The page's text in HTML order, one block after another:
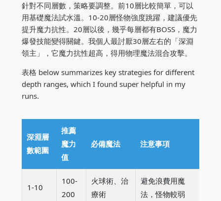
針對不同層數，策略要調整。前10層比較簡單，可以
用基礎魔法試水溫。10-20層怪物強度跳躍，建議優先
提升魔力抗性。20層以後，幾乎每層都有BOSS，魔力
爆發技能變得關鍵。我個人最討厭30層左右的「深淵
領主」，它魔力抗性超高，得用物理魔法混合攻擊。
表格 below summarizes key strategies for different
depth ranges, which I found super helpful in my
runs.
深淵層
數範圍
推薦
魔力
值
必備魔法 注意事項
1-10
100-
200
火球術、治
療術
避免浪費用魔
法，怪物較弱